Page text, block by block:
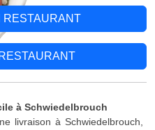
RESTAURANT
à Schwiedelbrouch
livraison à Schwiedelbrouch,